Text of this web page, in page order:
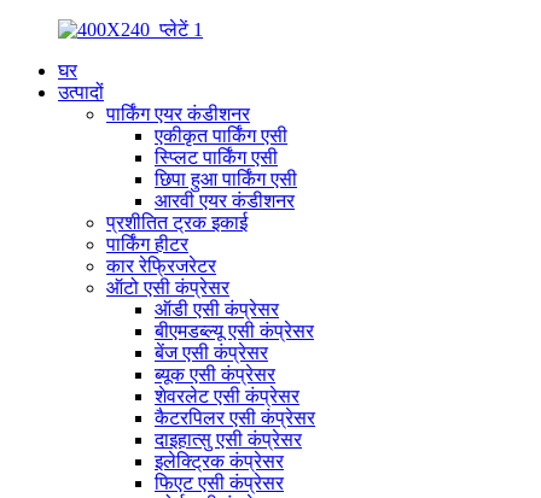
घर
उत्पादों
पार्किंग एयर कंडीशनर
एकीकृत पार्किंग एसी
स्प्लिट पार्किंग एसी
छिपा हुआ पार्किंग एसी
आरवी एयर कंडीशनर
प्रशीतित ट्रक इकाई
पार्किंग हीटर
कार रेफ्रिजरेटर
ऑटो एसी कंप्रेसर
ऑडी एसी कंप्रेसर
बीएमडब्ल्यू एसी कंप्रेसर
बेंज एसी कंप्रेसर
ब्यूक एसी कंप्रेसर
शेवरलेट एसी कंप्रेसर
कैटरपिलर एसी कंप्रेसर
दाइहात्सु एसी कंप्रेसर
इलेक्ट्रिक कंप्रेसर
फिएट एसी कंप्रेसर